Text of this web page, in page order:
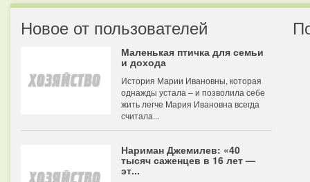
Новое от пользователей
Маленькая птичка для семьи
и дохода
История Марии Ивановны, которая
однажды устала – и позволила себе
жить легче Мария Ивановна всегда
считала...
Нариман Джемилев: «40
тысяч саженцев в 16 лет —
эт...